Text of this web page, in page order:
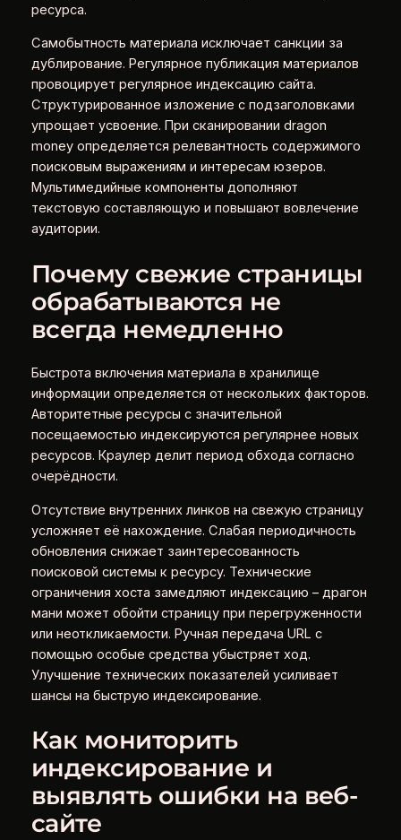
ресурса.
Самобытность материала исключает санкции за
дублирование. Регулярное публикация материалов
провоцирует регулярное индексацию сайта.
Структурированное изложение с подзаголовками
упрощает усвоение. При сканировании dragon
money определяется релевантность содержимого
поисковым выражениям и интересам юзеров.
Мультимедийные компоненты дополняют
текстовую составляющую и повышают вовлечение
аудитории.
Почему свежие страницы
обрабатываются не
всегда немедленно
Быстрота включения материала в хранилище
информации определяется от нескольких факторов.
Авторитетные ресурсы с значительной
посещаемостью индексируются регулярнее новых
ресурсов. Краулер делит период обхода согласно
очерёдности.
Отсутствие внутренних линков на свежую страницу
усложняет её нахождение. Слабая периодичность
обновления снижает заинтересованность
поисковой системы к ресурсу. Технические
ограничения хоста замедляют индексацию – драгон
мани может обойти страницу при перегруженности
или неоткликаемости. Ручная передача URL с
помощью особые средства убыстряет ход.
Улучшение технических показателей усиливает
шансы на быструю индексирование.
Как мониторить
индексирование и
выявлять ошибки на веб-
сайте